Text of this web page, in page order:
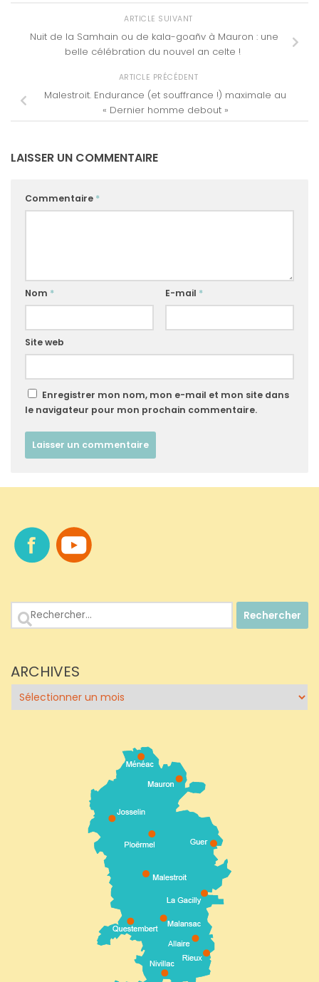
ARTICLE SUIVANT
Nuit de la Samhain ou de kala-goañv à Mauron : une
belle célébration du nouvel an celte !
ARTICLE PRÉCÉDENT
Malestroit. Endurance (et souffrance !) maximale au
« Dernier homme debout »
LAISSER UN COMMENTAIRE
Commentaire *
Nom * E-mail *
Site web
Enregistrer mon nom, mon e-mail et mon site dans
le navigateur pour mon prochain commentaire.
Rechercher :
ARCHIVES
Archives